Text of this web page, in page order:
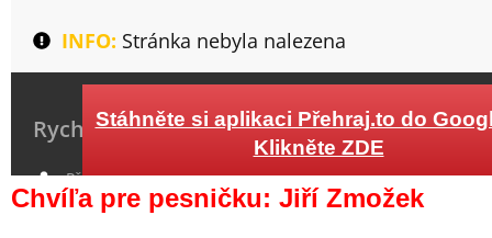
Chvíľa pre pesničku: Jiří Zmožek